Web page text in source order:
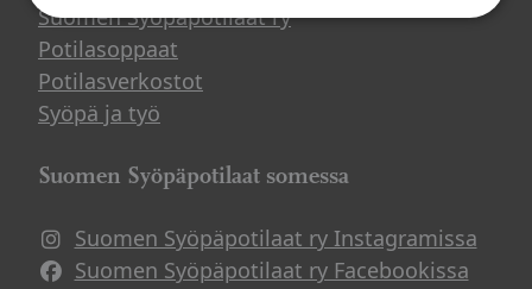
Suomen Syöpäpotilaat ry
Potilasoppaat
Potilasverkostot
Syöpä ja työ
Suomen Syöpäpotilaat somessa
Suomen Syöpäpotilaat ry Instagramissa
Suomen Syöpäpotilaat ry Facebookissa